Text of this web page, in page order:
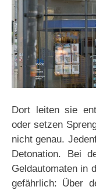
Dort leiten sie
oder setzen
nicht genau.
Detonation. Bei
Geldautomaten in
gefährlich: Über